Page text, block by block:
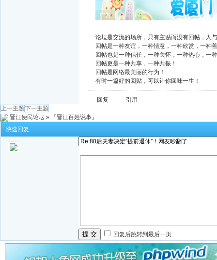
广告
论坛是交流的场所，只有主贴而没有回帖，人
回帖是一种友谊，一种情意，一种欣赏，一种
回帖也是一种信任，一种关怀，一种热心，一
回帖更是一种共享，一种共振！
回帖是网络最美丽的行为！
有时一篇好的回贴，可以让你回味一生！
回复
引用
上一主题 下一主题
晋江便民论坛 »
『晋江百姓说事』
快速回复
提 交 回复后跳转到最后一页